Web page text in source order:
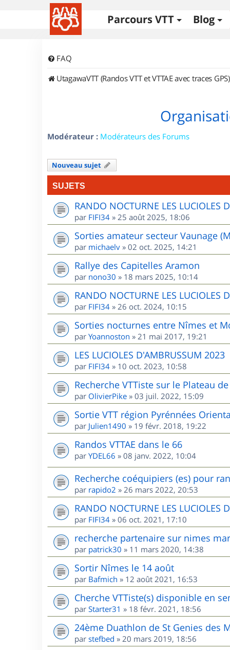
Parcours VTT Blog
FAQ
UtagawaVTT (Randos VTT et VTTAE avec traces GPS)
Modérateur : Modérateurs des Forums
Nouveau sujet
SUJETS
RANDO NOCTURNE LES LUCIOLES
par FIFI34 » 25 août 2025, 18:06
Sorties amateur secteur Vaunage
par michaelv » 02 oct. 2025, 14:21
Rallye des Capitelles Aramon
par nono30 » 18 mars 2025, 10:14
RANDO NOCTURNE LES LUCIOLES
par FIFI34 » 26 oct. 2024, 10:15
Sorties nocturnes entre Nîmes et
par Yoannoston » 21 mai 2017, 19:21
LES LUCIOLES D'AMBRUSSUM 2023
par FIFI34 » 10 oct. 2023, 10:58
Recherche VTTiste sur le Plateau
par OlivierPike » 03 juil. 2022, 15:09
Sortie VTT région Pyrénnées
par Julien1490 » 19 févr. 2018, 19:22
Randos VTTAE dans le 66
par YDEL66 » 08 janv. 2022, 10:04
Recherche coéquipiers (es) pour
par rapido2 » 26 mars 2022, 20:53
RANDO NOCTURNE LES LUCIOLES
par FIFI34 » 06 oct. 2021, 17:10
recherche partenaire sur nimes
par patrick30 » 11 mars 2020, 14:38
Sortir Nîmes le 14 août
par Bafmich » 12 août 2021, 16:53
Cherche VTTiste(s) disponible en
par Starter31 » 18 févr. 2021, 18:56
24ème Duathlon de St Genies des
par stefbed » 20 mars 2019, 18:56